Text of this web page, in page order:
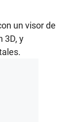
un visor de
3D, y